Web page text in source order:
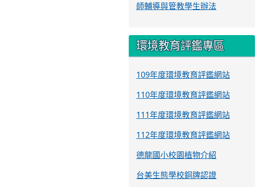
師輔導與管教學生辦法
環境教育評鑑專區
109年度環境教育評鑑網站
110年度環境教育評鑑網站
111年度環境教育評鑑網站
112年度環境教育評鑑網站
德龍國小校園植物介紹
台美生態學校銅牌認證